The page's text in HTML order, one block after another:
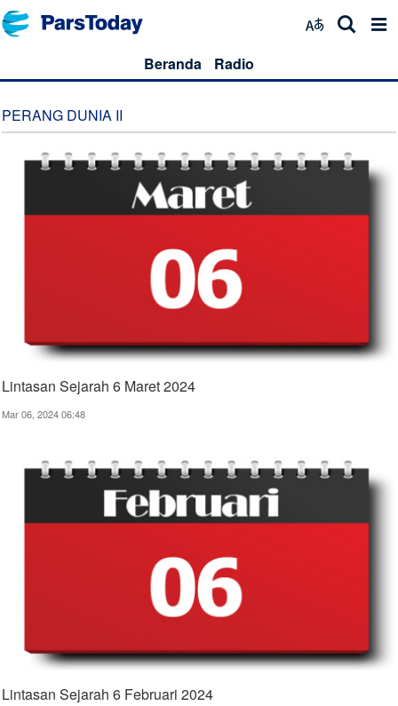
Beranda Radio
PERANG DUNIA II
Lintasan Sejarah 6 Maret 2024
Mar 06, 2024 06:48
Lintasan Sejarah 6 Februari 2024